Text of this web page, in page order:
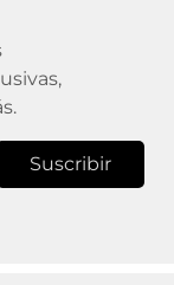
Suscribir